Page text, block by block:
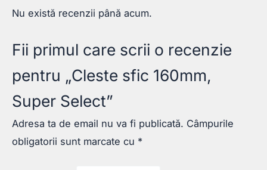
Nu există recenzii până acum.
Fii primul care scrii o recenzie
pentru „Cleste sfic 160mm,
Super Select”
Adresa ta de email nu va fi publicată. Câmpurile
obligatorii sunt marcate cu *